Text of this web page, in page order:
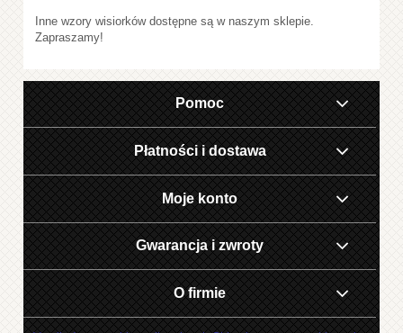
Inne wzory wisiorków dostępne są w naszym sklepie.
Zapraszamy!
Pomoc
Płatności i dostawa
Moje konto
Gwarancja i zwroty
O firmie